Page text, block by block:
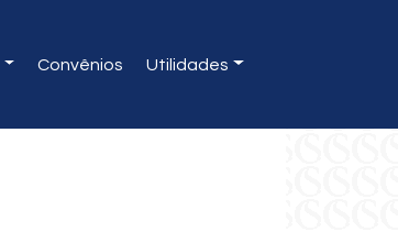
Convênios Utilidades